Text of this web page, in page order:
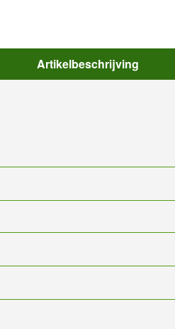
Artikelbeschrijving